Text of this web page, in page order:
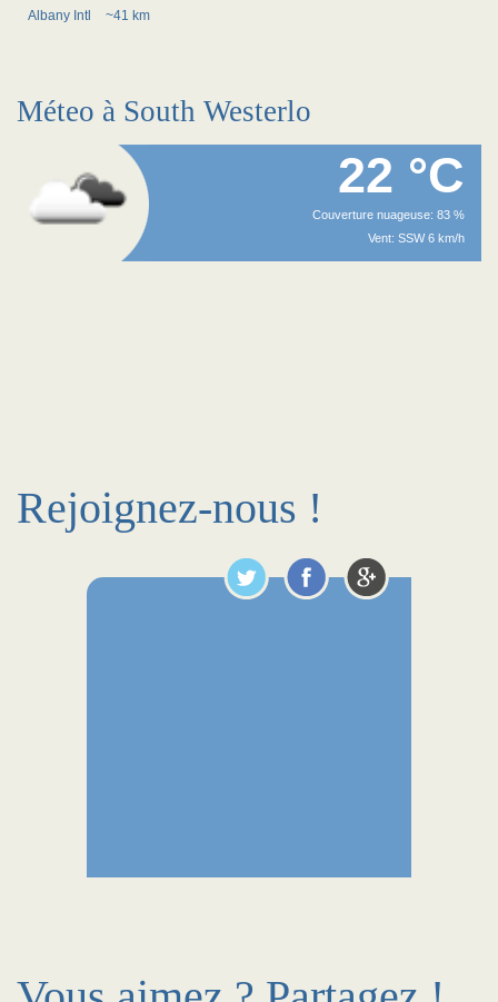
Albany Intl ~41 km
Méteo à South Westerlo
22 °C
Couverture nuageuse: 83 %
Vent: SSW 6 km/h
Rejoignez-nous !